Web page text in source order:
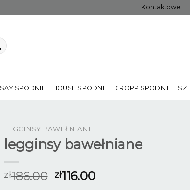
Kontaktowe
SPODNIE HOUSE SPODNIE CROPP SPODNIE
LEGGINSY BAWEŁNIANE
legginsy bawełniane
zł186.00 zł116.00